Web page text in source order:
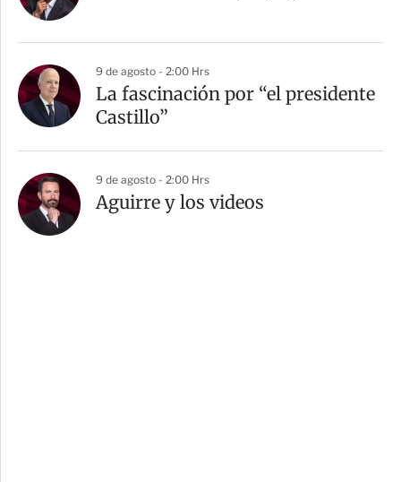
9 de agosto - 2:00 Hrs
La fascinación por “el presidente
Castillo”
9 de agosto - 2:00 Hrs
Aguirre y los videos